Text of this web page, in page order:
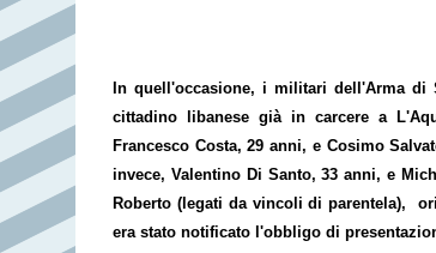
In quell'occasione, i militari dell'Arma di
cittadino libanese già in carcere a
Francesco Costa, 29 anni, e Cosimo
invece, Valentino Di Santo, 33 anni, e
Roberto (legati da vincoli di parentela),
era stato notificato l'obbligo di